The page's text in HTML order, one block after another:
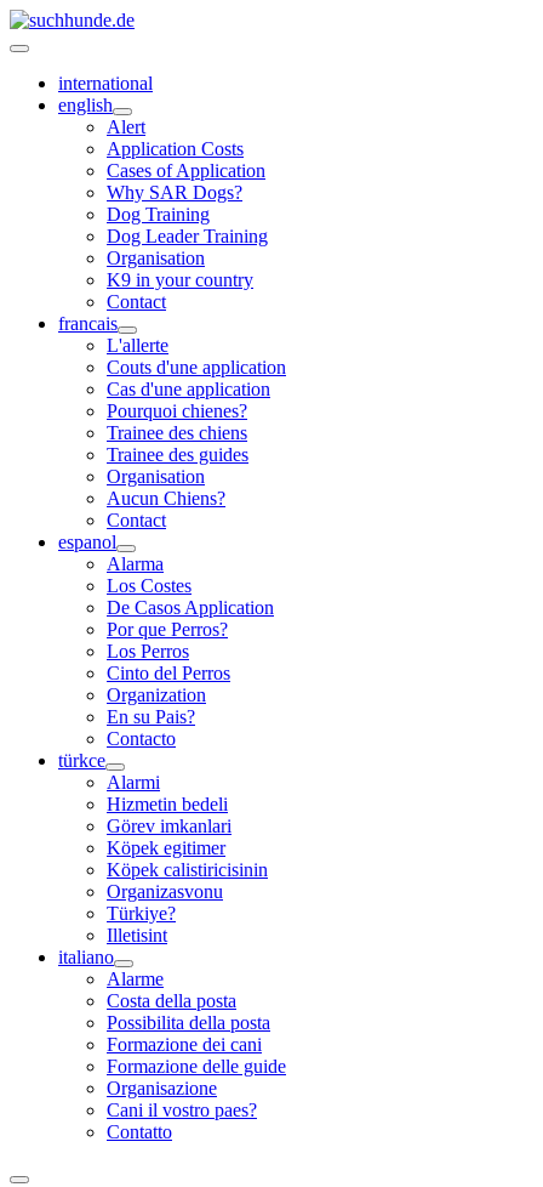
international
english
Alert
Application Costs
Cases of Application
Why SAR Dogs?
Dog Training
Dog Leader Training
Organisation
K9 in your country
Contact
francais
L'allerte
Couts d'une application
Cas d'une application
Pourquoi chienes?
Trainee des chiens
Trainee des guides
Organisation
Aucun Chiens?
Contact
espanol
Alarma
Los Costes
De Casos Application
Por que Perros?
Los Perros
Cinto del Perros
Organization
En su Pais?
Contacto
türkce
Alarmi
Hizmetin bedeli
Görev imkanlari
Köpek egitimer
Köpek calistiricisinin
Organizasvonu
Türkiye?
Illetisint
italiano
Alarme
Costa della posta
Possibilita della posta
Formazione dei cani
Formazione delle guide
Organisazione
Cani il vostro paes?
Contatto